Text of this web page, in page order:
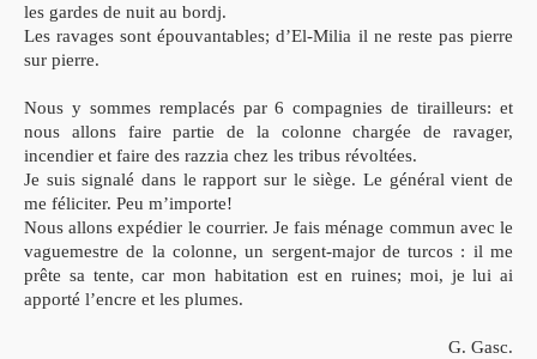
les gardes de nuit au bordj.
Les ravages sont épouvantables; d’El-Milia il ne reste pas pierre
sur pierre.
Nous y sommes remplacés par 6 compagnies de tirailleurs: et
nous allons faire partie de la colonne chargée de ravager,
incendier et faire des razzia chez les tribus révoltées.
Je suis signalé dans le rapport sur le siège. Le général vient de
me féliciter. Peu m’importe!
Nous allons expédier le courrier. Je fais ménage commun avec le
vaguemestre de la colonne, un sergent-major de turcos : il me
prête sa tente, car mon habitation est en ruines; moi, je lui ai
apporté l’encre et les plumes.
G. Gasc.